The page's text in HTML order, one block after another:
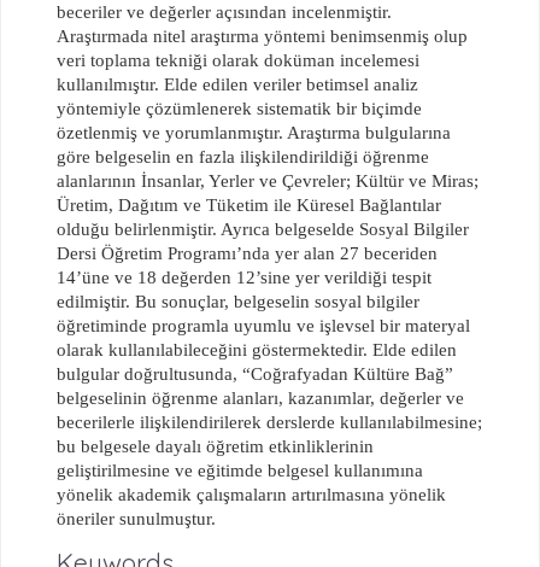
beceriler ve değerler açısından incelenmiştir.
Araştırmada nitel araştırma yöntemi benimsenmiş olup
veri toplama tekniği olarak doküman incelemesi
kullanılmıştır. Elde edilen veriler betimsel analiz
yöntemiyle çözümlenerek sistematik bir biçimde
özetlenmiş ve yorumlanmıştır. Araştırma bulgularına
göre belgeselin en fazla ilişkilendirildiği öğrenme
alanlarının İnsanlar, Yerler ve Çevreler; Kültür ve Miras;
Üretim, Dağıtım ve Tüketim ile Küresel Bağlantılar
olduğu belirlenmiştir. Ayrıca belgeselde Sosyal Bilgiler
Dersi Öğretim Programı’nda yer alan 27 beceriden
14’üne ve 18 değerden 12’sine yer verildiği tespit
edilmiştir. Bu sonuçlar, belgeselin sosyal bilgiler
öğretiminde programla uyumlu ve işlevsel bir materyal
olarak kullanılabileceğini göstermektedir. Elde edilen
bulgular doğrultusunda, “Coğrafyadan Kültüre Bağ”
belgeselinin öğrenme alanları, kazanımlar, değerler ve
becerilerle ilişkilendirilerek derslerde kullanılabilmesine;
bu belgesele dayalı öğretim etkinliklerinin
geliştirilmesine ve eğitimde belgesel kullanımına
yönelik akademik çalışmaların artırılmasına yönelik
öneriler sunulmuştur.